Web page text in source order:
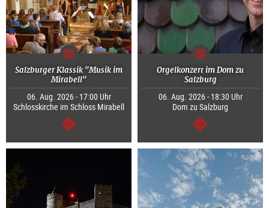
Salzburger Klassik "Musik im
Mirabell"
06. Aug. 2026 - 17:00 Uhr
Schlosskirche im Schloss Mirabell
weiter
Orgelkonzert im Dom zu
Salzburg
06. Aug. 2026 - 18:30 Uhr
Dom zu Salzburg
weiter